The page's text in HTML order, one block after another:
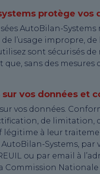
protège vos
AutoBilan-
de l’usage impropre,
sont sécurisés
sans des
vos données et
vos données.
de
à leur
Systems, par
ou par email à
Commission